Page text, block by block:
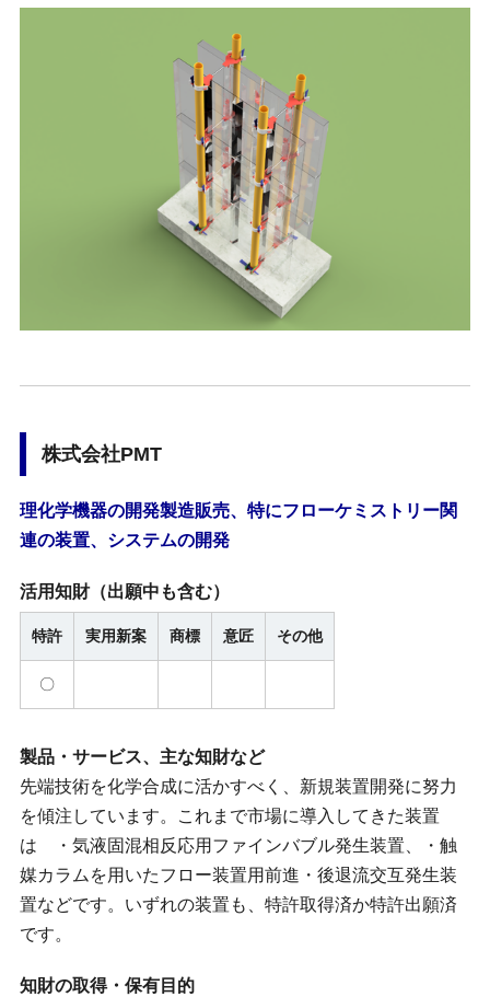
株式会社PMT
理化学機器の開発製造販売、特にフローケミストリー関
連の装置、システムの開発
活用知財（出願中も含む）
特許 実用新案 商標 意匠 その他
〇
製品・サービス、主な知財など
先端技術を化学合成に活かすべく、新規装置開発に努力
を傾注しています。これまで市場に導入してきた装置
は ・気液固混相反応用ファインバブル発生装置、・触
媒カラムを用いたフロー装置用前進・後退流交互発生装
置などです。いずれの装置も、特許取得済か特許出願済
です。
知財の取得・保有目的